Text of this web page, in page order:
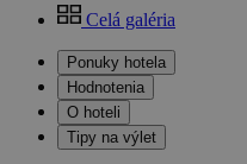
Celá galéria
Ponuky hotela
Hodnotenia
O hoteli
Tipy na výlet